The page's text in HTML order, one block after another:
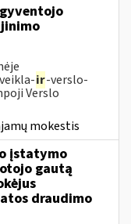
ir-verslo-
Verslo
mokestis
įstatymo
gautą
draudimo